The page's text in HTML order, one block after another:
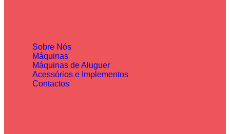
Sobre Nós
Máquinas
Máquinas de Aluguer
Acessórios e Implementos
Contactos